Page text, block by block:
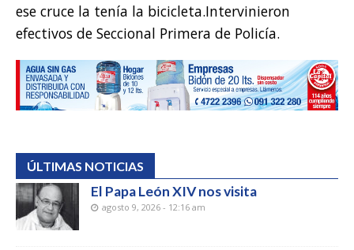
ese cruce la tenía la bicicleta.Intervinieron
efectivos de Seccional Primera de Policía.
ÚLTIMAS NOTICIAS
El Papa León XIV nos visita
agosto 9, 2026 - 12:16 am